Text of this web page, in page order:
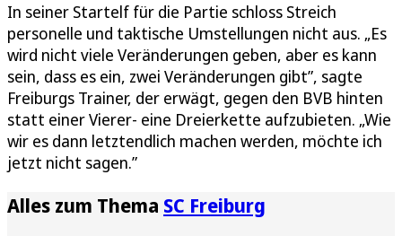
In seiner Startelf für die Partie schloss Streich
personelle und taktische Umstellungen nicht aus. „Es
wird nicht viele Veränderungen geben, aber es kann
sein, dass es ein, zwei Veränderungen gibt”, sagte
Freiburgs Trainer, der erwägt, gegen den BVB hinten
statt einer Vierer- eine Dreierkette aufzubieten. „Wie
wir es dann letztendlich machen werden, möchte ich
jetzt nicht sagen.”
Alles zum Thema SC Freiburg